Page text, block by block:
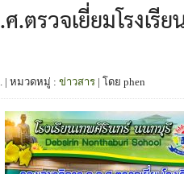
.ตรวจเยี่ยมโรงเรี
| หมวดหมู่ : ข่าวสาร | โดย phen